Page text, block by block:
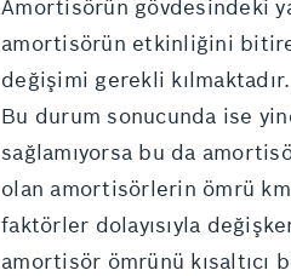
Amortisörün gövdesindeki
amortisörün etkinliğini
değişimi gerekli
Bu durum sonucunda ise
sağlamıyorsa bu da
olan amortisörlerin ömrü km
faktörler dolayısıyla
amortisör ömrünü kısaltıcı